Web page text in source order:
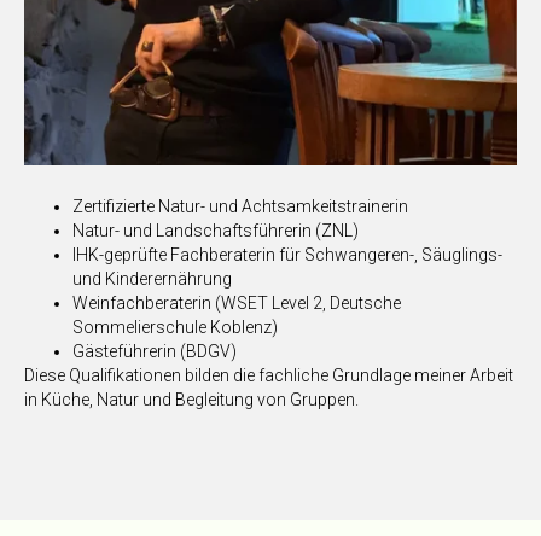
Zertifizierte Natur- und Achtsamkeitstrainerin
Natur- und Landschaftsführerin (ZNL)
IHK-geprüfte Fachberaterin für Schwangeren-, Säuglings-
und Kinderernährung
Weinfachberaterin (WSET Level 2, Deutsche
Sommelierschule Koblenz)
Gästeführerin (BDGV)
Diese Qualifikationen bilden die fachliche Grundlage meiner Arbeit
in Küche, Natur und Begleitung von Gruppen.